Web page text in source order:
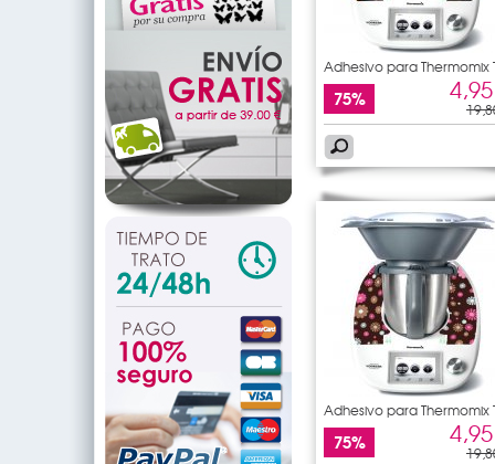
Adhesivo para Thermomix
5
75%
Adhesivo para Thermomix
5
75%